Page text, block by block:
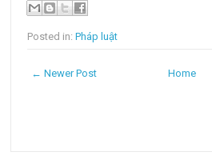
Posted in:Pháp luật
← Newer Post Home